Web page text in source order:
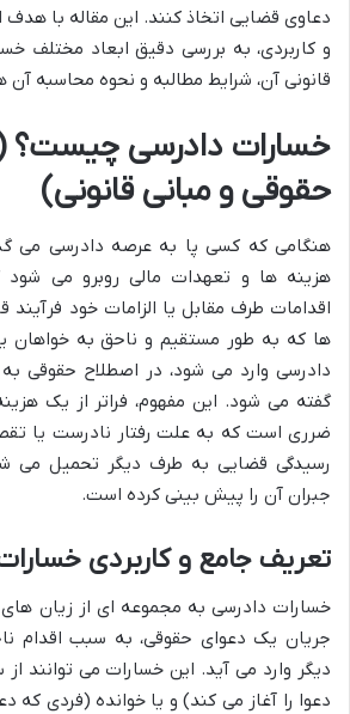
دعاوی قضایی اتخاذ کنند. این مقاله با هدف
و کاربردی، به بررسی دقیق ابعاد مختلف
قانونی آن، شرایط مطالبه و نحوه محاسبه آن
خسارات دادرسی چیست؟
حقوقی و مبانی قانونی)
هنگامی که کسی پا به عرصه دادرسی می
هزینه ها و تعهدات مالی روبرو می شود
اقدامات طرف مقابل یا الزامات خود فرآیند
ها که به طور مستقیم و ناحق به خواهان
دادرسی وارد می شود، در اصطلاح حقوقی
گفته می شود. این مفهوم، فراتر از یک
ضرری است که به علت رفتار نادرست یا
رسیدگی قضایی به طرف دیگر تحمیل می
جبران آن را پیش بینی کرده است.
تعریف جامع و کاربردی
خسارات دادرسی به مجموعه ای از زیان های
جریان یک دعوای حقوقی، به سبب اقدام
دیگر وارد می آید. این خسارات می توانند
دعوا را آغاز می کند) و یا خوانده (فردی که